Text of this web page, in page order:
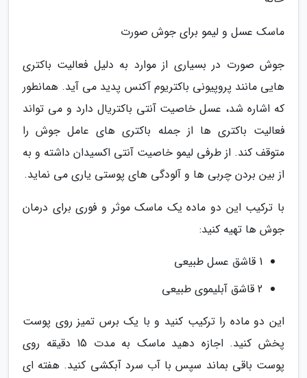
ماسک عسل و لیمو برای جوش صورت
جوش صورت در بسیاری از موارد به دلیل فعالیت باکتری
هایی مانند پروپیونی باکتریوم آکنس پدید می آید. همانطور
که اشاره شد، عسل خاصیت آنتی باکتریال دارد و می تواند
فعالیت باکتری ها از جمله باکتری های عامل جوش را
متوقف کند. از طرفی لیمو خاصیت آنتی اکسیدان داشته و به
از بین بردن چربی ها و آلودگی های پوستی یاری می نماید.
با ترکیب این دو ماده یک ماسک موثر و فوری برای درمان
جوش ها تهیه کنید:
1 قاشق عسل طبیعی
2 قاشق آبلیموی طبیعی
این دو ماده را ترکیب کنید و با یک برس تمیز روی پوست
پخش کنید. اجازه دهید ماسک به مدت 15 دقیقه روی
پوست باقی بماند سپس با آب سرد آبکشی کنید. هفته ای